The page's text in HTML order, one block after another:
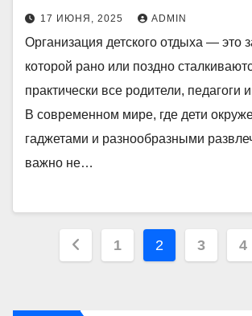
17 ИЮНЯ, 2025 ADMIN
Организация детского отдыха — это
которой рано или поздно
практически все родители, педагоги
В современном мире, где дети
гаджетами и разнообразными
важно не…
Пагинация
1 2 3 4